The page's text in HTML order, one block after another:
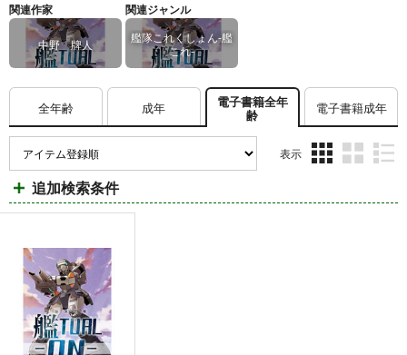
関連作家
中野 牌人
関連ジャンル
艦隊これくしょん-艦
これ-
全年齢 成年 電子書籍全年
齢 電子書籍成年
表示
ム
ム
ム
追加検索条件